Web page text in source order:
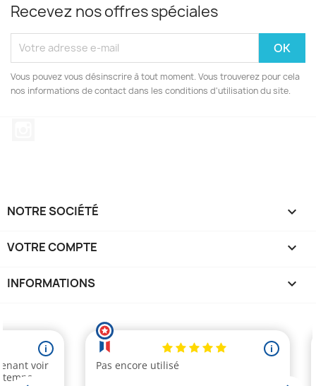
Recevez nos offres spéciales
Vous pouvez vous désinscrire à tout moment. Vous trouverez pour cela
nos informations de contact dans les conditions d'utilisation du site.
NOTRE SOCIÉTÉ 
VOTRE COMPTE 
INFORMATIONS keyboard_arrow_down